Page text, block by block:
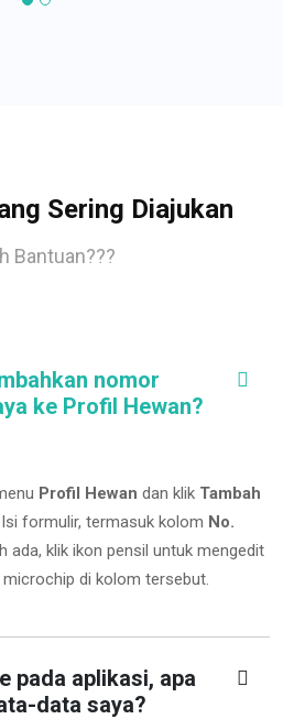
Sering Diajukan
Bantuan???
nomor
ke Profil Hewan?
Profil Hewan dan klik Tambah
formulir, termasuk kolom No.
ada, klik ikon pensil untuk mengedit
di kolom tersebut.
pada aplikasi, apa
data saya?